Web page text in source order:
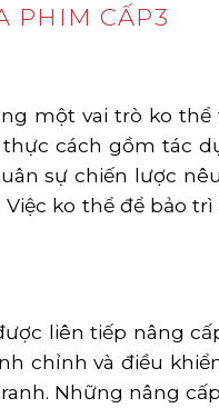
PHIM CẤP3
một vai trò ko
cách gồm tác
sự chiến lược
ko thể để bảo
liên tiếp nâng
chỉnh và điều
Những nâng